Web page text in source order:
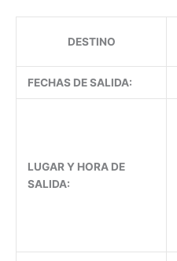
DESTINO
FECHAS DE SALIDA:
LUGAR Y HORA DE
SALIDA: